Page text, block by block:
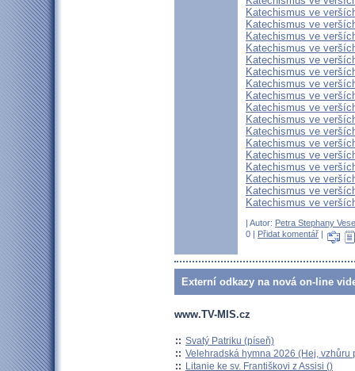
Katechismus ve
Katechismus ve
Katechismus ve
Katechismus ve
Katechismus ve
Katechismus ve
Katechismus ve
Katechismus ve
Katechismus ve
Katechismus ve
Katechismus ve
Katechismus ve
Katechismus ve
Katechismus ve
Katechismus ve
Katechismus ve
Katechismus ve
| Autor: Petra Stephany
0 | Přidat komentář |
Externí odkazy na nová on-line
www.TV-MIS.cz
:: Svatý Patriku (píseň)
:: Velehradská hymna 2026 (Hej, vzhůru
:: Litanie ke sv. Františkovi z Assisi ()